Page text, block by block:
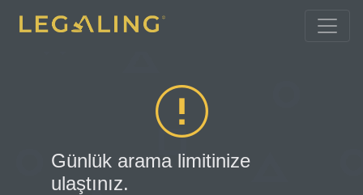
Günlük arama limitinize
ulaştınız.